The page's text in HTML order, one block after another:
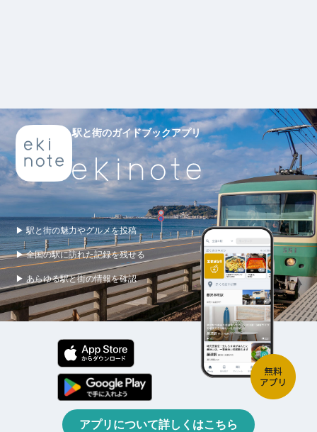
駅と街のガイドブックアプリ
▶ 駅と街の魅力やグルメを投稿
▶ 全国の駅に訪れた記録を残せる
▶ あらゆる駅と街の情報を確認
アプリについて詳しくはこちら